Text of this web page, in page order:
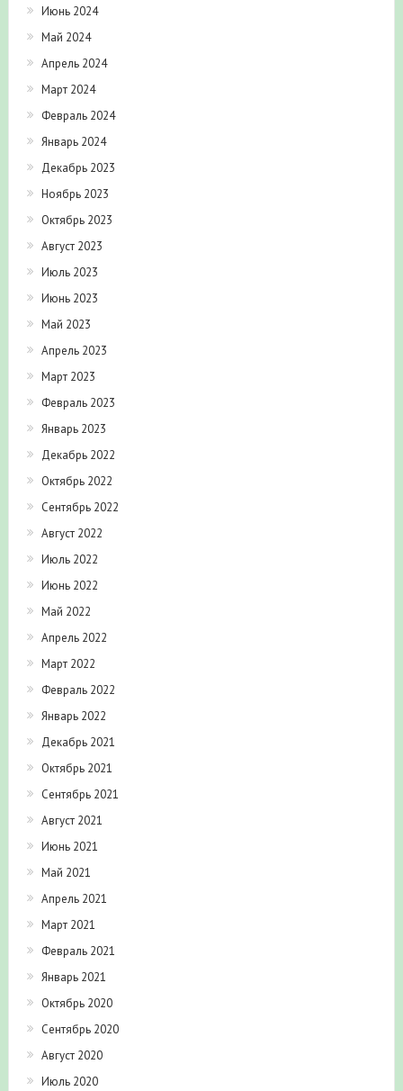
Июнь 2024
Май 2024
Апрель 2024
Март 2024
Февраль 2024
Январь 2024
Декабрь 2023
Ноябрь 2023
Октябрь 2023
Август 2023
Июль 2023
Июнь 2023
Май 2023
Апрель 2023
Март 2023
Февраль 2023
Январь 2023
Декабрь 2022
Октябрь 2022
Сентябрь 2022
Август 2022
Июль 2022
Июнь 2022
Май 2022
Апрель 2022
Март 2022
Февраль 2022
Январь 2022
Декабрь 2021
Октябрь 2021
Сентябрь 2021
Август 2021
Июнь 2021
Май 2021
Апрель 2021
Март 2021
Февраль 2021
Январь 2021
Октябрь 2020
Сентябрь 2020
Август 2020
Июль 2020